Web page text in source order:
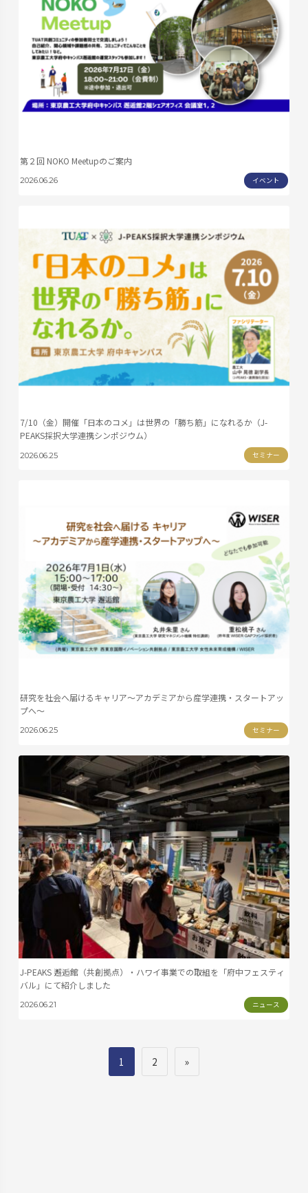
第２回 NOKO Meetupのご案内
2026.06.26 イベント
7/10（金）開催「日本のコメ」は世界の「勝ち筋」になれるか（J-
PEAKS採択大学連携シンポジウム）
2026.06.25 セミナー
研究を社会へ届けるキャリア〜アカデミアから産学連携・スタートアッ
プへ〜
2026.06.25 セミナー
J-PEAKS 邂逅館（共創拠点）・ハワイ事業での取組を「府中フェスティ
バル」にて紹介しました
2026.06.21 ニュース
1 2 »